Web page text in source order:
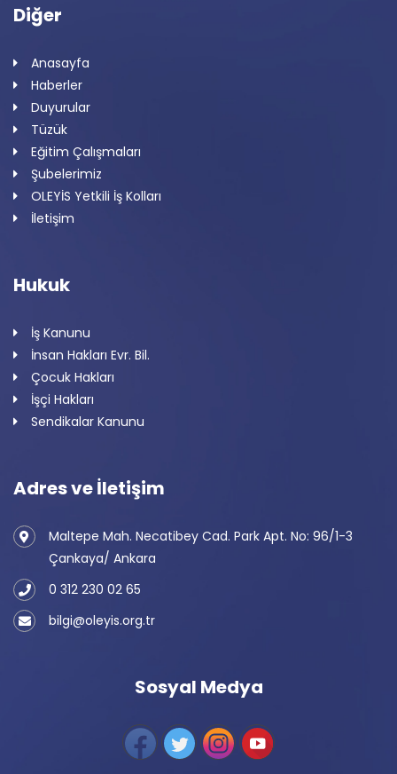
Diğer
Anasayfa
Haberler
Duyurular
Tüzük
Eğitim Çalışmaları
Şubelerimiz
OLEYİS Yetkili İş Kolları
İletişim
Hukuk
İş Kanunu
İnsan Hakları Evr. Bil.
Çocuk Hakları
İşçi Hakları
Sendikalar Kanunu
Adres ve İletişim
Maltepe Mah. Necatibey Cad. Park Apt. No: 96/1-3
Çankaya/ Ankara
0 312 230 02 65
bilgi@oleyis.org.tr
Sosyal Medya